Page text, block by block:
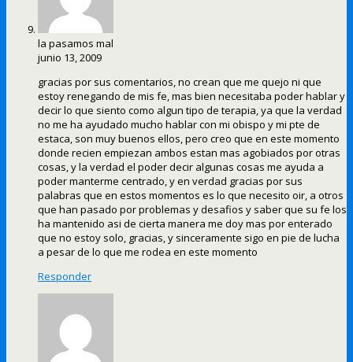
la pasamos mal
junio 13, 2009
gracias por sus comentarios, no crean que me quejo ni que
estoy renegando de mis fe, mas bien necesitaba poder hablar y
decir lo que siento como algun tipo de terapia, ya que la verdad
no me ha ayudado mucho hablar con mi obispo y mi pte de
estaca, son muy buenos ellos, pero creo que en este momento
donde recien empiezan ambos estan mas agobiados por otras
cosas, y la verdad el poder decir algunas cosas me ayuda a
poder manterme centrado, y en verdad gracias por sus
palabras que en estos momentos es lo que necesito oir, a otros
que han pasado por problemas y desafios y saber que su fe los
ha mantenido asi de cierta manera me doy mas por enterado
que no estoy solo, gracias, y sinceramente sigo en pie de lucha
a pesar de lo que me rodea en este momento
Responder